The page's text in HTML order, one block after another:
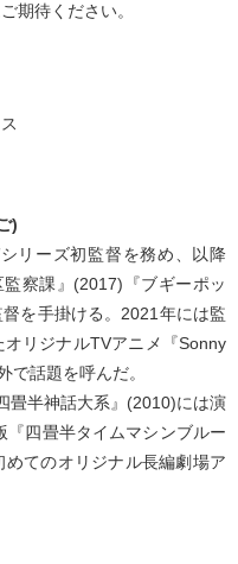
期待ください。
)
リーズ初監督を務め、以降
監察課』(2017)『ブギーポッ
を手掛ける。2021年には監
リジナルTVアニメ『Sonny
で話題を呼んだ。
畳半神話大系』(2010)には演
四畳半タイムマシンブルー
てのオリジナル長編劇場ア